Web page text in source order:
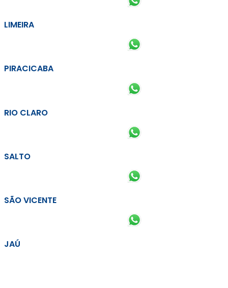
LIMEIRA
PIRACICABA
RIO CLARO
SALTO
SÃO VICENTE
JAÚ